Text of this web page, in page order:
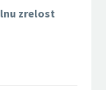
zrelost